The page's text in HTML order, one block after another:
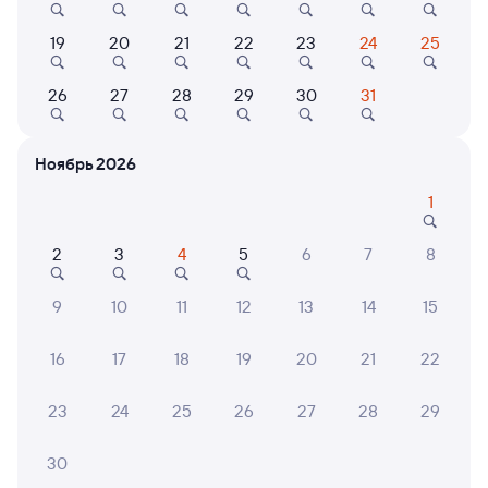
Онлайн-возврат билетов без очереди в кассу
Выбор любимых мест на схемах вагонов
Подробные ответы на вопросы о поездке или
покупке
СМС-сопровождение до посадки в поезд
Частые вопросы
Что нужно, чтобы сесть в поезд?
Как поменять билет на другую дату или
Как вернуть билет?
Что делать, если ошибся при вводе данных
пассажира?
19 20 21 22 23 24 25
26 27 28 29 30 31
Ноябрь 2026
1
2 3 4 5 6 7 8
9 10 11 12 13 14 15
16 17 18 19 20 21 22
23 24 25 26 27 28 29
30